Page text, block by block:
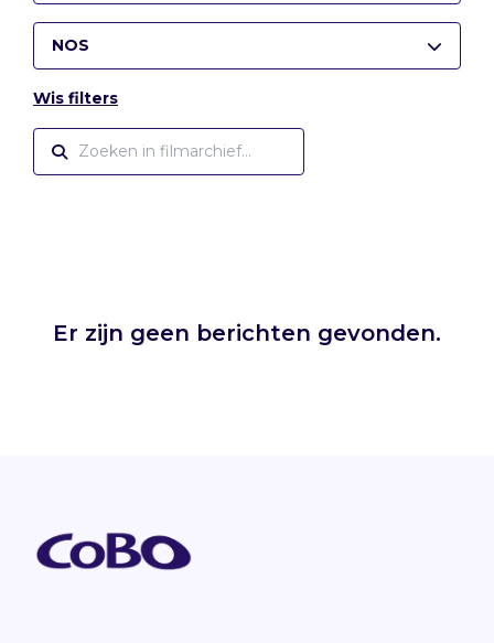
NOS
Wis filters
Er zijn geen berichten gevonden.